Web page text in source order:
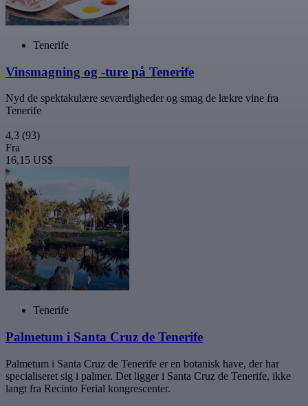
Tenerife
Vinsmagning og -ture på Tenerife
Nyd de spektakulære seværdigheder og smag de lækre vine fra
Tenerife
4,3 (93)
Fra
16,15 US$
Tenerife
Palmetum i Santa Cruz de Tenerife
Palmetum i Santa Cruz de Tenerife er en botanisk have, der har
specialiseret sig i palmer. Det ligger i Santa Cruz de Tenerife, ikke
langt fra Recinto Ferial kongrescenter.